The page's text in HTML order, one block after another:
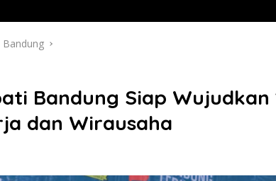
Bandung
Bandung Siap Wujudkan
dan Wirausaha